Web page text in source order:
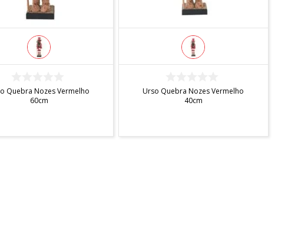
Quebra Nozes Vermelho
60cm
Urso Quebra Nozes Vermelho
40cm